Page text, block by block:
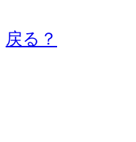
戻る？